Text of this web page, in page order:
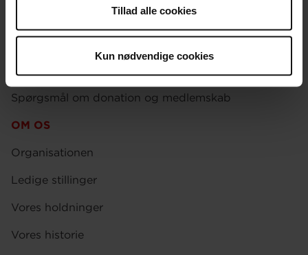
Tillad alle cookies
Kun nødvendige cookies
Presse
Afdelinger
Spørgsmål om donation og medlemskab
OM OS
Organisationen
Ledige stillinger
Vores holdninger
Vores historie